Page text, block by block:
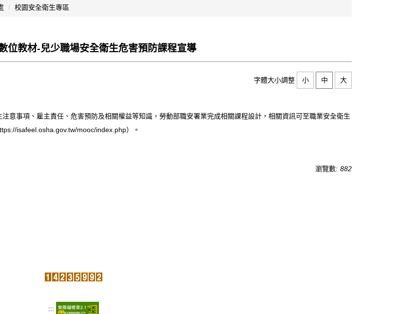
校園安全衛生專區
位教材-兒少職場安全衛生危害預防課程宣導
字體大小調整 小 中
大
意事項、雇主責任、危害預防及相關權益等知識，勞動部職安署業完成相關課程設計，相關資訊可至職業安全衛生
isafeel.osha.gov.tw/mooc/index.php）。
瀏覽數: 882
:::